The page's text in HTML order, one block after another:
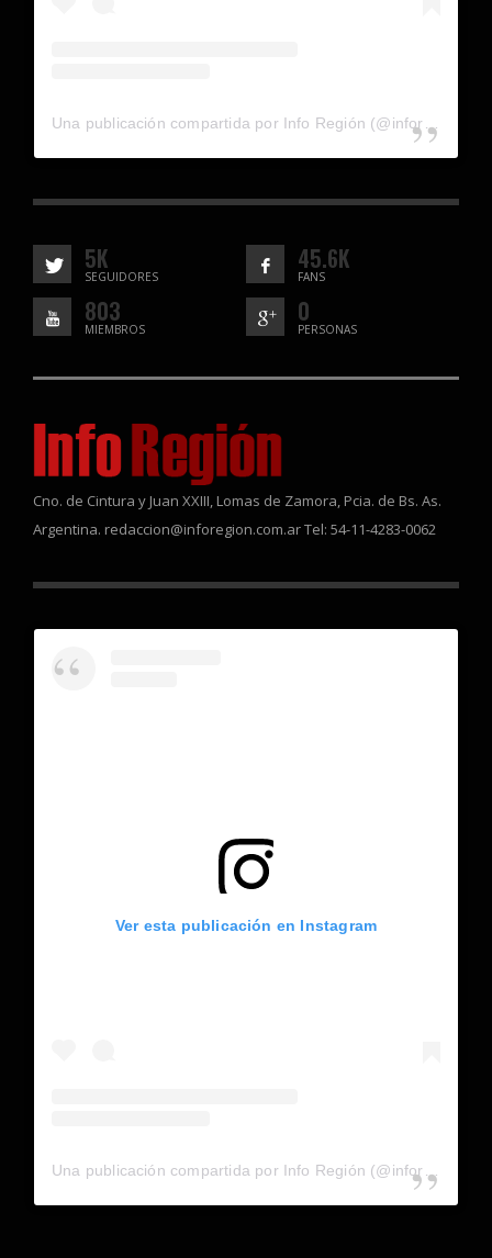
5K
SEGUIDORES
45.6K
FANS
803
MIEMBROS
0
PERSONAS
Cno. de Cintura y Juan XXIII, Lomas de Zamora, Pcia. de Bs. As.
Argentina. redaccion@inforegion.com.ar Tel: 54-11-4283-0062
Ver esta publicación en Instagram